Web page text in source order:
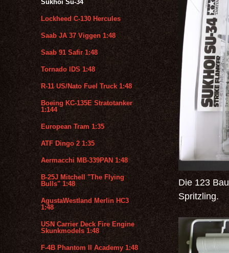
Die 123
Spritzling.
Sukhoi Su-34
Lockheed C-130 Hercules
Saab JA 37 Viggen 1:48
Saab 91 Safir 1:48
Tornado IDS 1:48
R-11 US/Nato Fuel Truck 1:48
Boeing KC-135E Stratotanker
1:144
European Tram 1:35
ATF Dingo 2 1:35
Aermacchi MB-339PAN 1:48
B-25J Mitchell "The Flying
Bulls" 1:48
AgustaWestland Merlin HC3
1:48
USN Carrier Deck Fire Engine
Skunkmodels 1:48
F-4B Phantom II Academy 1:48